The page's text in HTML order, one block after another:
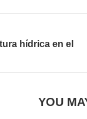
hídrica en el
YOU